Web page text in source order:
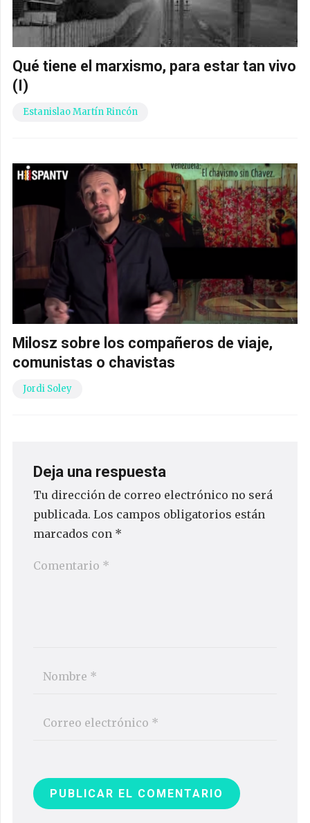
Qué tiene el marxismo, para estar tan vivo
(I)
Estanislao Martín Rincón
Milosz sobre los compañeros de viaje,
comunistas o chavistas
Jordi Soley
Deja una respuesta
Tu dirección de correo electrónico no será
publicada. Los campos obligatorios están
marcados con *
PUBLICAR EL COMENTARIO